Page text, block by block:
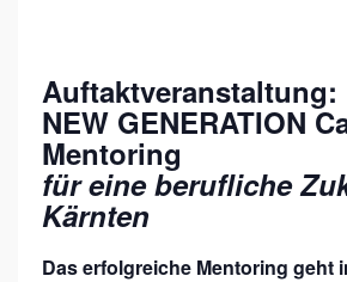
U
F
T
A
K
T
Auftaktveranstaltung:
NEW GENERATION
Mentoring
für eine berufliche
Kärnten
Das erfolgreiche Mentoring geht